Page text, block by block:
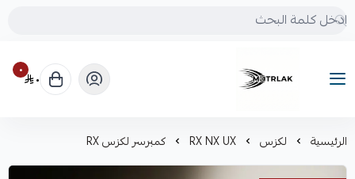
Motrlak
٠ ٠
الرئيسية لكزس RX NX UX كمبرسر لكزس RX